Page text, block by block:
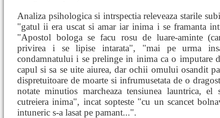
Analiza psihologica si intrspectia releveaza starile
"gatul ii era uscat si amar iar inima i se framanta
"Apostol bologa se facu rosu de luare-aminte
privirea i se lipise intarata", "mai pe urma
condamnatului i se prelinge in inima ca o imputare
capul si sa se uite aiurea, dar ochii omului osandit
dispretuitoare de moarte si infrumusetata de o
notate minutios marcheaza tensiunea launtrica,
cutreiera inima", incat sopteste "cu un scancet
intuneric s-a lasat pe pamant...".